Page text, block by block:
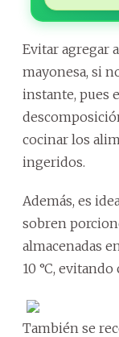
Evitar agregar
mayonesa, si
instante, pues
cocinar los
ingeridos.
Además, es
sobren
almacenadas
10 °C,
También se